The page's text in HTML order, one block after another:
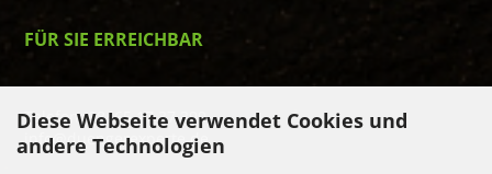
Diese Webseite verwendet Cookies und
andere Technologien
FÜR SIE ERREICHBAR
Telefon: 08465 17 37 399
info@duengerexperte.de